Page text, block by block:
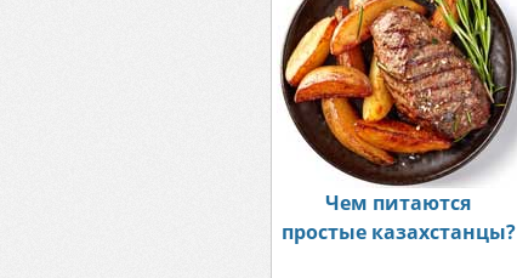
Чем питаются
простые казахстанцы?